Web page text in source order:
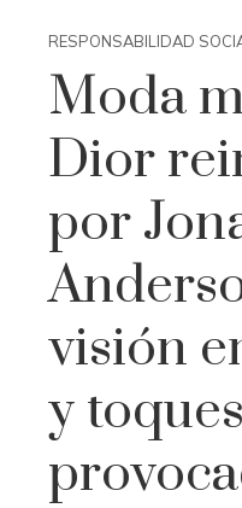
RESPONSABILIDAD
Moda
Dior
por
visión
y toques